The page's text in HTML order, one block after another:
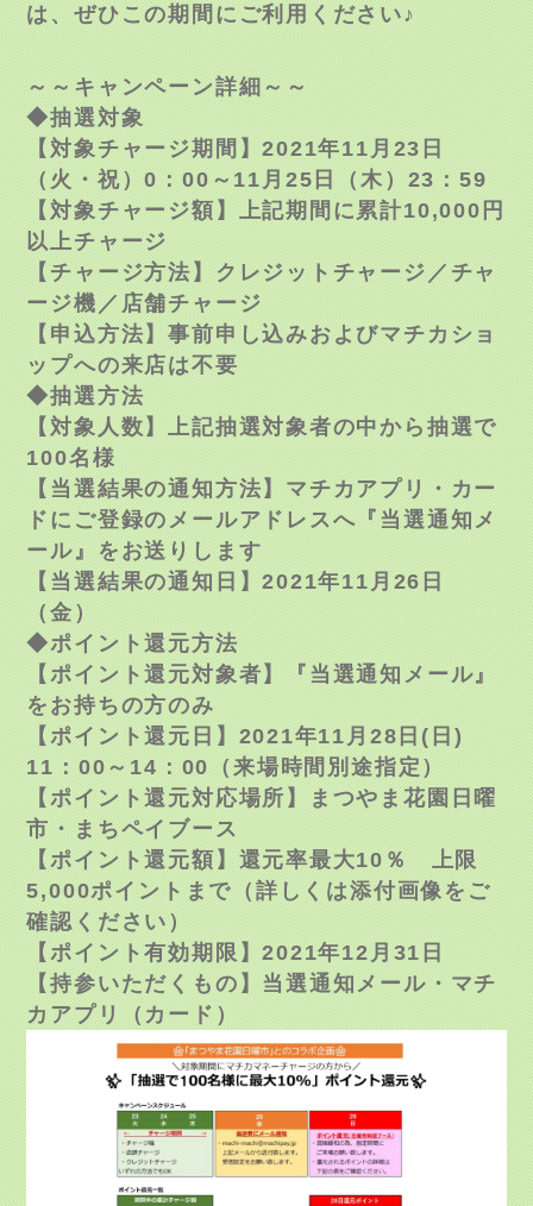
は、ぜひこの期間にご利用ください♪
～～キャンペーン詳細～～
◆抽選対象
【対象チャージ期間】2021年11月23日
（火・祝）0：00～11月25日（木）23：59
【対象チャージ額】上記期間に累計10,000円
以上チャージ
【チャージ方法】クレジットチャージ／チャ
ージ機／店舗チャージ
【申込方法】事前申し込みおよびマチカショ
ップへの来店は不要
◆抽選方法
【対象人数】上記抽選対象者の中から抽選で
100名様
【当選結果の通知方法】マチカアプリ・カー
ドにご登録のメールアドレスへ『当選通知メ
ール』をお送りします
【当選結果の通知日】2021年11月26日
（金）
◆ポイント還元方法
【ポイント還元対象者】『当選通知メール』
をお持ちの方のみ
【ポイント還元日】2021年11月28日(日)
11：00～14：00（来場時間別途指定）
【ポイント還元対応場所】まつやま花園日曜
市・まちペイブース
【ポイント還元額】還元率最大10％ 上限
5,000ポイントまで（詳しくは添付画像をご
確認ください）
【ポイント有効期限】2021年12月31日
【持参いただくもの】当選通知メール・マチ
カアプリ（カード）